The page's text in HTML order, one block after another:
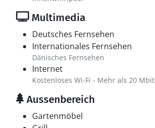
Multimedia
Deutsches Fernsehen
Internationales Fernsehen
Dänisches Fernsehen
Internet
Kostenloses Wi-Fi - Mehr als 20 Mbit
Aussenbereich
Gartenmöbel